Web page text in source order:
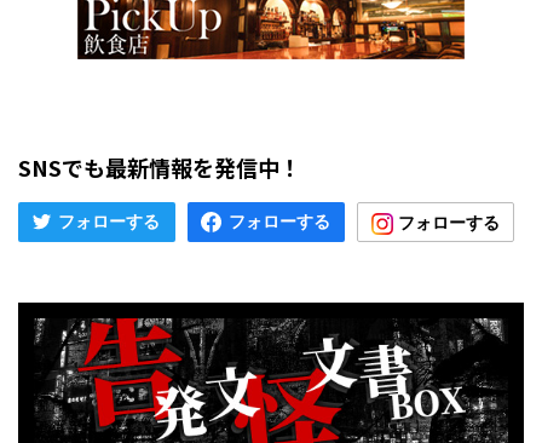
SNSでも最新情報を発信中！